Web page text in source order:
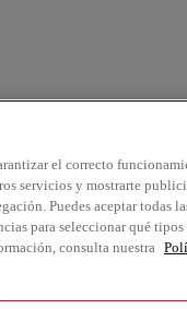
el correcto
servicios y mostrarte
Puedes aceptar todas
para seleccionar qué tipos
consulta nuestra